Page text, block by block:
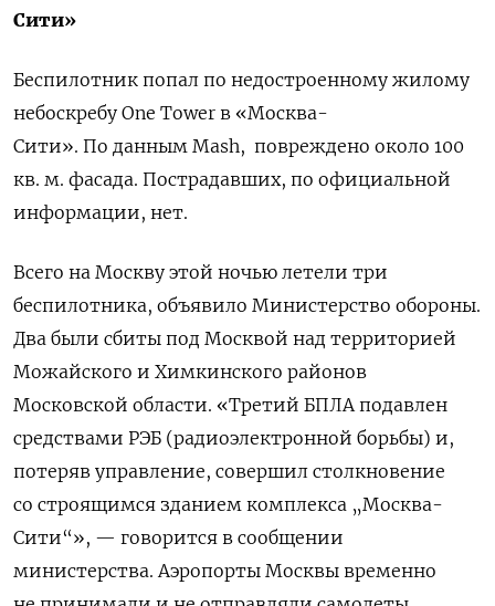
Сити»
Беспилотник попал по недостроенному жилому
небоскребу One Tower в «Москва-
Сити». По данным Mash, повреждено около 100
кв. м. фасада. Пострадавших, по официальной
информации, нет.
Всего на Москву этой ночью летели три
беспилотника, объявило Министерство обороны.
Два были сбиты под Москвой над территорией
Можайского и Химкинского районов
Московской области. «Третий БПЛА подавлен
средствами РЭБ (радиоэлектронной борьбы) и,
потеряв управление, совершил столкновение
со строящимся зданием комплекса „Москва-
Сити“», — говорится в сообщении
министерства. Аэропорты Москвы временно